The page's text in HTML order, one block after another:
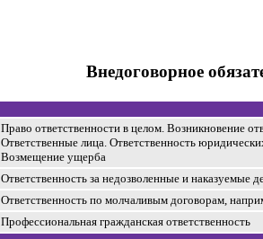
Внедоговорное
Право ответственности в целом. Возникновение
Ответственные лица. Ответственность
Возмещение ущерба
Ответственность за недозволенные и наказуемые
Ответственность по молчаливым договорам,
Профессиональная гражданская ответственность